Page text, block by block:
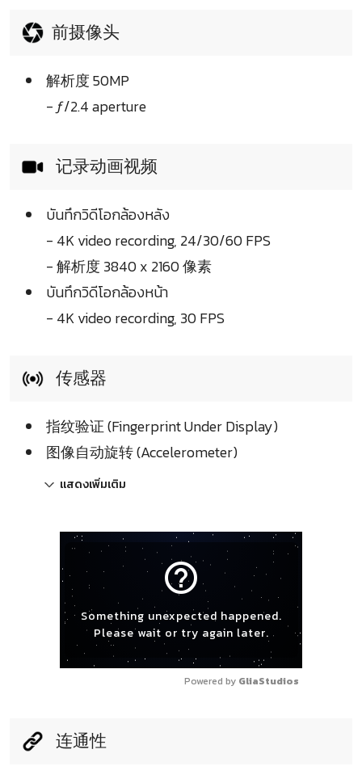
前摄像头
解析度 50MP
- ƒ/2.4 aperture
记录动画视频
บันทึกวิดีโอกล้องหลัง
- 4K video recording, 24/30/60 FPS
- 解析度 3840 x 2160 像素
บันทึกวิดีโอกล้องหน้า
- 4K video recording, 30 FPS
传感器
指纹验证 (Fingerprint Under Display)
图像自动旋转 (Accelerometer)
แสดงเพิ่มเติม
help_outline
Something unexpected happened.
Please wait or try again later.
Powered by GliaStudios
连通性